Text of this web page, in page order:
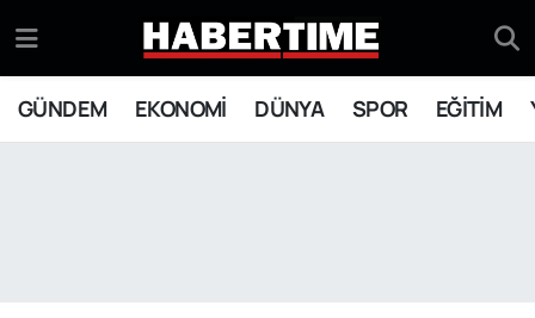
GÜNDEM EKONOMİ DÜNYA SPOR EĞİTİM
EKONOMİ
Eskişehir Nöbetçi Eczaneler
Eskişehir Hava Durumu